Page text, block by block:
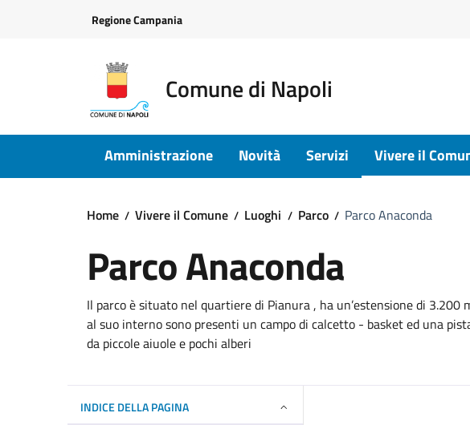
Regione Campania
Comune di Napoli
Amministrazione Novità Servizi Vivere il
Home Vivere il Comune Luoghi Parco Parco Anaconda
Parco Anaconda
Il parco è situato nel quartiere di Pianura , ha un’estensione di
al suo interno sono presenti un campo di calcetto - basket ed una
da piccole aiuole e pochi alberi
INDICE DELLA PAGINA